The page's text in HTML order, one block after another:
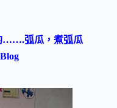
…….弧瓜，煮弧瓜